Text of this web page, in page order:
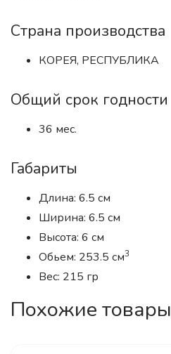
Страна производства
КОРЕЯ, РЕСПУБЛИКА
Общий срок годности
36 мес.
Габариты
Длина: 6.5 см
Ширина: 6.5 см
Высота: 6 см
Обьем: 253.5 см3
Вес: 215 гр
Похожие товары